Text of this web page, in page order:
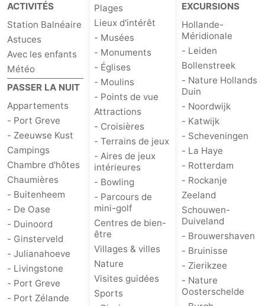
Haye
Rotterdam
-
Rockanje
Zeeland
Schouwen-
Duiveland
-
Brouwershaven
Bruinisse
-
Zierikzee
-
Nature
Oosterschelde
-
Burgh
Haamstede
Nature
Kop
Walcheren
-
ACTIVITÉS
Station Balnéaire
Astuces
Avec les enfants
Météo
PASSER LA NUIT
Appartements
- Port Greve
- Zeeuwse Kust
Campings
Chambre d'hôtes
Chaumières
- Buitenheem
- De Oase
- Duinoord
- Ginsterveld
- Julianahoeve
- Livingstone
- Port Greve
- Port Zélande
Plages
Lieux d'intérêt
- Musées
- Monuments
- Églises
- Moulins
- Points de vue
Attractions
- Croisières
- Terrains de jeux
- Aires de jeux
intérieures
- Bowling
- Parcours de
mini-golf
Centres de bien-
être
Villages & villes
Nature
Visites guidées
Sports
EXCURSIONS
Hollande-
Méridionale
- Leiden
Bollenstreek
- Nature Hollands
Duin
- Noordwijk
- Katwijk
- Scheveningen
- La Haye
- Rotterdam
- Rockanje
Zeeland
Schouwen-
Duiveland
- Brouwershaven
- Bruinisse
- Zierikzee
- Nature
Oosterschelde